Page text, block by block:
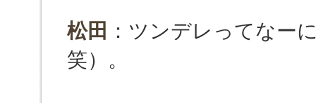
松田 ：ツンデレってな
笑）。